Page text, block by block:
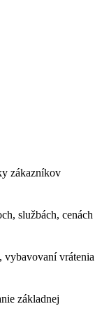
zákazníkov
službách, cenách
vybavovaní vrátenia
základnej